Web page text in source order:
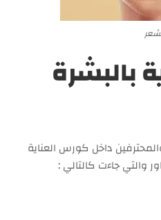
بالبشرة
داخل كورس العناية
والتي جاءت كالتالي :